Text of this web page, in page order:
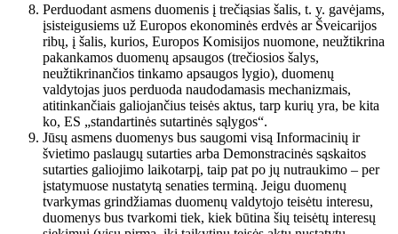
Perduodant asmens duomenis į trečiąsias šalis, t. y. gavėjams,
įsisteigusiems už Europos ekonominės erdvės ar Šveicarijos
ribų, į šalis, kurios, Europos Komisijos nuomone, neužtikrina
pakankamos duomenų apsaugos (trečiosios šalys,
neužtikrinančios tinkamo apsaugos lygio), duomenų
valdytojas juos perduoda naudodamasis mechanizmais,
atitinkančiais galiojančius teisės aktus, tarp kurių yra, be kita
ko, ES „standartinės sutartinės sąlygos“.
Jūsų asmens duomenys bus saugomi visą Informacinių ir
švietimo paslaugų sutarties arba Demonstracinės sąskaitos
sutarties galiojimo laikotarpį, taip pat po jų nutraukimo – per
įstatymuose nustatytą senaties terminą. Jeigu duomenų
tvarkymas grindžiamas duomenų valdytojo teisėtu interesu,
duomenys bus tvarkomi tiek, kiek būtina šių teisėtų interesų